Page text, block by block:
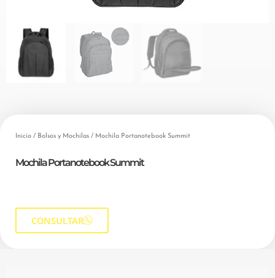
Inicio / Bolsos y Mochilas / Mochila Portanotebook Summit
Mochila Portanotebook Summit
CONSULTAR